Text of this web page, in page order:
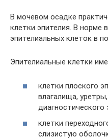
В мочевом осадке
клетки эпителия. В норме
эпителиальных клеток в
Эпителиальные клетки
клетки плоского
влагалища,
диагностического
клетки
слизистую